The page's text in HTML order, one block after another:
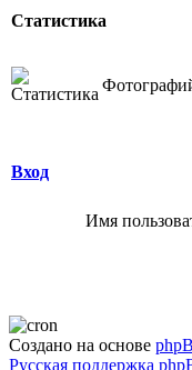
Статистика
Вход
Имя
Создано на основе
Русская поддержка